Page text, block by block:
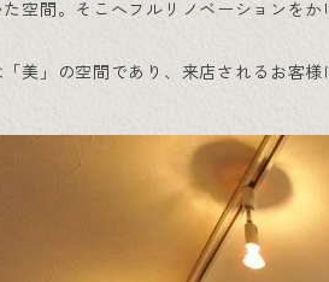
空間。そこへフルリノベーションを
美」の空間であり、来店されるお客